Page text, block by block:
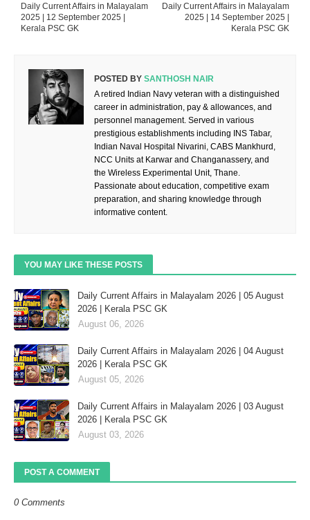
Daily Current Affairs in Malayalam
2025 | 14 September 2025 |
Kerala PSC GK
Daily Current Affairs in Malayalam
2025 | 12 September 2025 |
Kerala PSC GK
POSTED BY SANTHOSH NAIR
A retired Indian Navy veteran with a distinguished
career in administration, pay & allowances, and
personnel management. Served in various
prestigious establishments including INS Tabar,
Indian Naval Hospital Nivarini, CABS Mankhurd,
NCC Units at Karwar and Changanassery, and
the Wireless Experimental Unit, Thane.
Passionate about education, competitive exam
preparation, and sharing knowledge through
informative content.
YOU MAY LIKE THESE POSTS
Daily Current Affairs in Malayalam 2026 | 05 August
2026 | Kerala PSC GK
August 06, 2026
Daily Current Affairs in Malayalam 2026 | 04 August
2026 | Kerala PSC GK
August 05, 2026
Daily Current Affairs in Malayalam 2026 | 03 August
2026 | Kerala PSC GK
August 03, 2026
POST A COMMENT
0 Comments